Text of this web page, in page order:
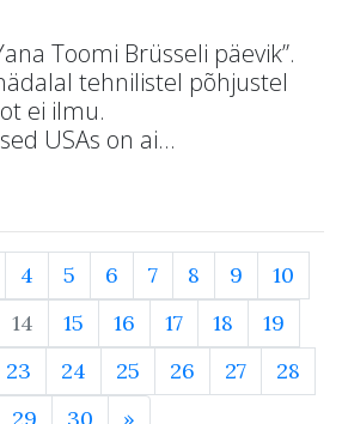
Toomi Brüsseli päevik”.
tehnilistel põhjustel
ei ilmu.
USAs on ai...
4 5 6 7 8 9
10
14 15 16 17 18
19
23 24 25 26 27
28